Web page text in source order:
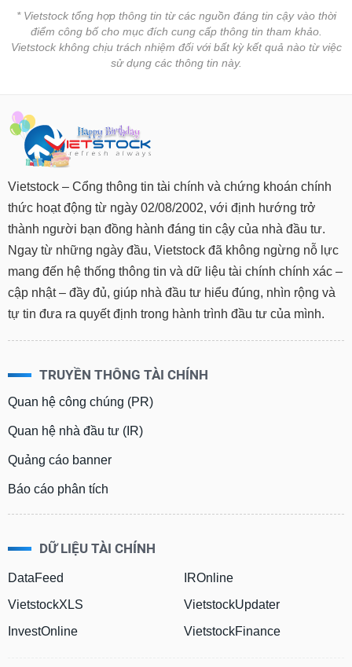
* Vietstock tổng hợp thông tin từ các nguồn đáng tin cậy vào thời
điểm công bố cho mục đích cung cấp thông tin tham khảo.
Vietstock không chịu trách nhiệm đối với bất kỳ kết quả nào từ việc
sử dụng các thông tin này.
Vietstock – Cổng thông tin tài chính và chứng khoán chính
thức hoạt động từ ngày 02/08/2002, với định hướng trở
thành người bạn đồng hành đáng tin cậy của nhà đầu tư.
Ngay từ những ngày đầu, Vietstock đã không ngừng nỗ lực
mang đến hệ thống thông tin và dữ liệu tài chính chính xác –
cập nhật – đầy đủ, giúp nhà đầu tư hiểu đúng, nhìn rộng và
tự tin đưa ra quyết định trong hành trình đầu tư của mình.
TRUYỀN THÔNG TÀI CHÍNH
Quan hệ công chúng (PR)
Quan hệ nhà đầu tư (IR)
Quảng cáo banner
Báo cáo phân tích
DỮ LIỆU TÀI CHÍNH
DataFeed
VietstockXLS
InvestOnline
IROnline
VietstockUpdater
VietstockFinance